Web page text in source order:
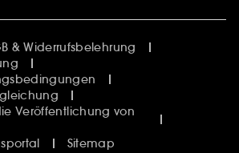
& Widerrufsbelehrung
Veröffentlichung von
Sitemap